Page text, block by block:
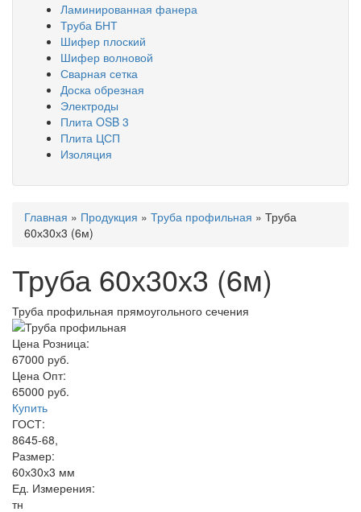
Ламинированная фанера
Труба БНТ
Шифер плоский
Шифер волновой
Сварная сетка
Доска обрезная
Электроды
Плита OSB 3
Плита ЦСП
Изоляция
Вы
здесь
Главная » Продукция » Труба профильная » Труба
60х30х3 (6м)
Труба 60х30х3 (6м)
Труба профильная прямоугольного сечения
Цена Розница:
67000 руб.
Цена Опт:
65000 руб.
Купить
ГОСТ:
8645-68,
Размер:
60х30х3 мм
Ед. Измерения:
тн